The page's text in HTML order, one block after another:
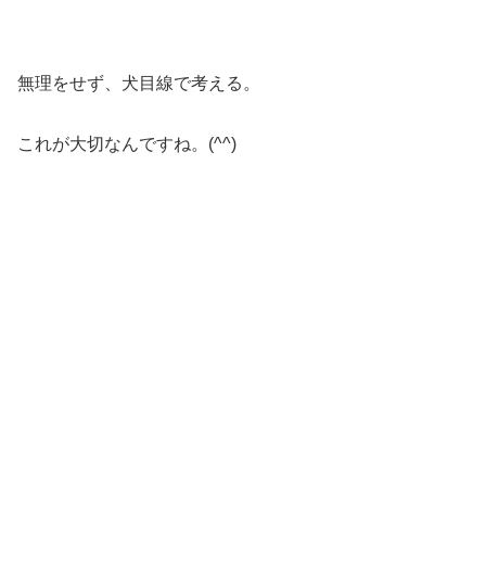
無理をせず、犬目線で考える。
これが大切なんですね。(^^)